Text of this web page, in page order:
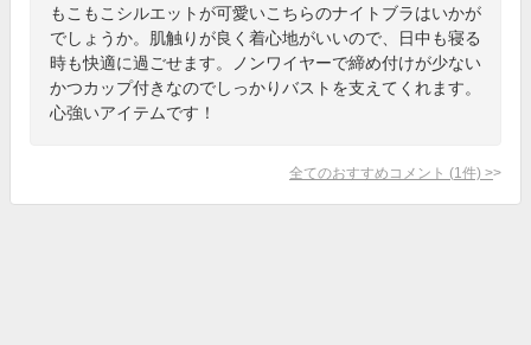
もこもこシルエットが可愛いこちらのナイトブラはいかが
でしょうか。肌触りが良く着心地がいいので、日中も寝る
時も快適に過ごせます。ノンワイヤーで締め付けが少ない
かつカップ付きなのでしっかりバストを支えてくれます。
心強いアイテムです！
全てのおすすめコメント (1 件) >